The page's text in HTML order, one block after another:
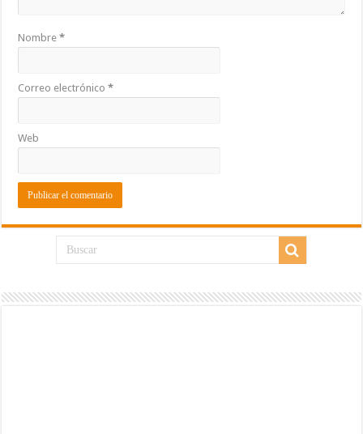
Nombre*
Correo electrónico*
Web